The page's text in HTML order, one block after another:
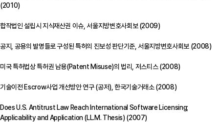
(2010)
합작법인 설립시 지식재산권 이슈, 서울지방변호사회보 (2009)
공지, 공용의 발명들로 구성된 특허의 진보성 판단기준, 서울지방변호사회보 (2008)
미국 특허법상 특허권 남용(Patent Misuse)의 법리, 저스티스 (2008)
기술이전 Escrow사업 개선방안 연구 (공저), 한국기술거래소 (2008)
Does U.S. Antitrust Law Reach International Software Licensing;
Applicability and Application (LL.M. Thesis) (2007)